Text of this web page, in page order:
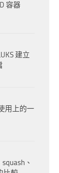
容器
建立
用上的一
、